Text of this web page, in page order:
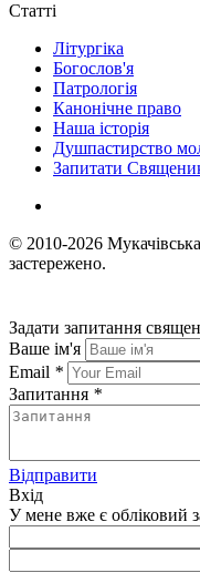
Статті
Літургіка
Богослов'я
Патрологія
Канонічне право
Наша історія
Душпастирство
Запитати
© 2010-2026
застережено.
Задати запитання
Ваше ім'я
Email *
Запитання *
Відправити
Вхід
У мене вже є обліковий